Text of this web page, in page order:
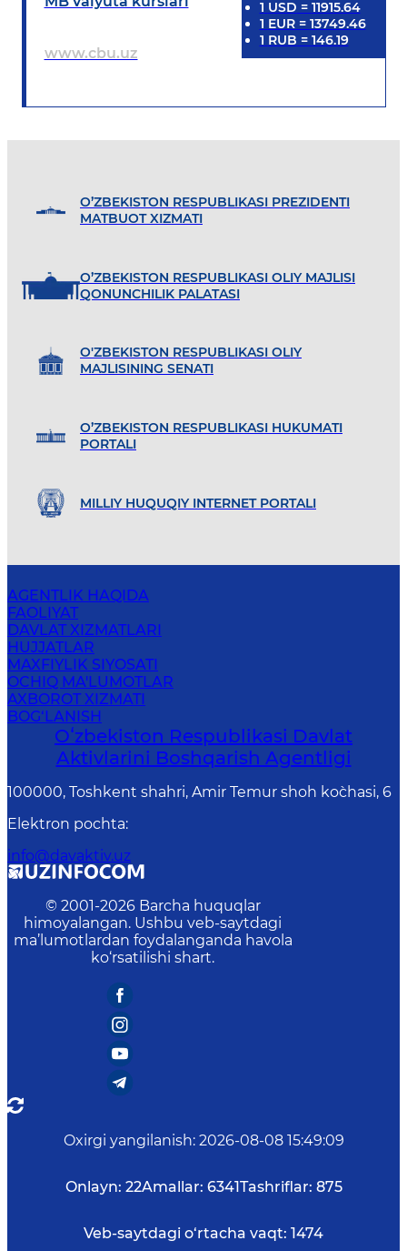
www.cbu.uz
1 USD = 11915.64
1 EUR= 13749.46
1 RUB = 146.19
O’ZBEKISTON RESPUBLIKASI PREZIDENTI
MATBUOT XIZMATI
O’ZBEKISTON RESPUBLIKASI OLIY MAJLISI
QONUNCHILIK PALATASI
O'ZBEKISTON RESPUBLIKASI OLIY
MAJLISINING SENATI
O’ZBEKISTON RESPUBLIKASI HUKUMATI
PORTALI
MILLIY HUQUQIY INTERNET PORTALI
AGENTLIK HAQIDA
FAOLIYAT
DAVLAT XIZMATLARI
HUJJATLAR
MAXFIYLIK SIYOSATI
OCHIQ MA'LUMOTLAR
AXBOROT XIZMATI
BOG‘LANISH
Oʻzbekiston Respublikasi Davlat
Aktivlarini Boshqarish Agentligi
100000, Toshkent shahri, Amir Temur shoh ko`chasi, 6
Elektron pochta:
info@davaktiv.uz
© 2001-2026 Barcha huquqlar
himoyalangan. Ushbu veb-saytdagi
ma’lumotlardan foydalanganda havola
ko‘rsatilishi shart.
Oxirgi yangilanish: 2026-08-08 15:49:09
Onlayn: 22Amallar: 6341Tashriflar: 875
Veb-saytdagi o‘rtacha vaqt: 1474